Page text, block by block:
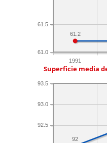
1991
61.0
61.5
61.2
Superficie media
92.5
93.0
93.5
92